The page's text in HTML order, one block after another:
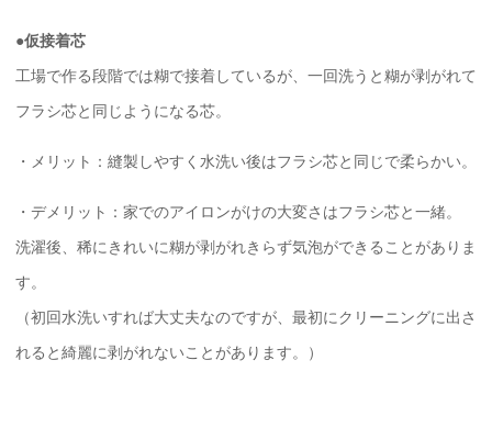
●仮接着芯
工場で作る段階では糊で接着しているが、一回洗うと糊が剥がれて
フラシ芯と同じようになる芯。
・メリット：縫製しやすく水洗い後はフラシ芯と同じで柔らかい。
・デメリット：家でのアイロンがけの大変さはフラシ芯と一緒。
洗濯後、稀にきれいに糊が剥がれきらず気泡ができることがありま
す。
（初回水洗いすれば大丈夫なのですが、最初にクリーニングに出さ
れると綺麗に剥がれないことがあります。）